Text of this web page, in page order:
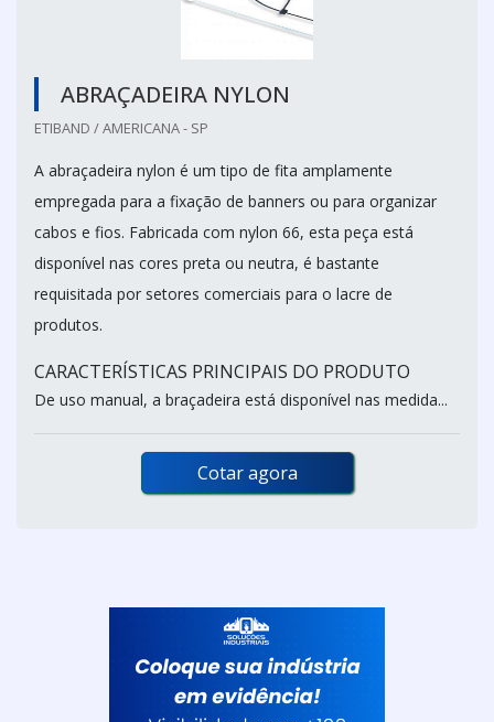
ABRAÇADEIRA NYLON
ETIBAND / AMERICANA - SP
A abraçadeira nylon é um tipo de fita amplamente
empregada para a fixação de banners ou para organizar
cabos e fios. Fabricada com nylon 66, esta peça está
disponível nas cores preta ou neutra, é bastante
requisitada por setores comerciais para o lacre de
produtos.
CARACTERÍSTICAS PRINCIPAIS DO PRODUTO
De uso manual, a braçadeira está disponível nas medida...
Cotar agora